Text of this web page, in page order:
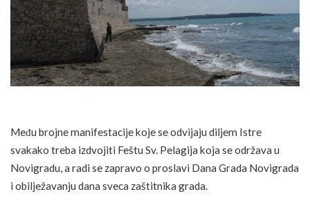
Među brojne manifestacije koje se odvijaju diljem Istre
svakako treba izdvojiti Feštu Sv. Pelagija koja se održava u
Novigradu, a radi se zapravo o proslavi Dana Grada Novigrada
i obilježavanju dana sveca zaštitnika grada.